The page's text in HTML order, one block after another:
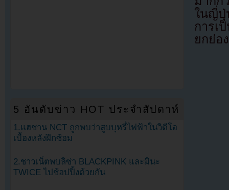
ในญี่ปุ่
การเ
ยกย่อ
5 อันดับข่าว HOT ประจำสัปดาห์
1.แฮชาน NCT ถูกพบว่าสูบบุหรี่ไฟฟ้าในวิดีโอ
เบื้องหลังฝึกซ้อม
2.ชาวเน็ตพบลิซ่า BLACKPINK และมินะ
TWICE ไปช้อปปิ้งด้วยกัน